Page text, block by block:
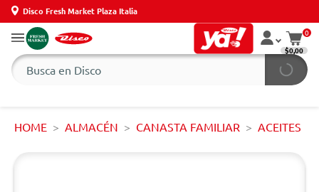
Disco Fresh Market Plaza Italia
0
$0,00
HOME ALMACÉN CANASTA FAMILIAR ACEITES